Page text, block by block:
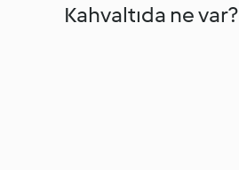
Kahvaltıda ne var?